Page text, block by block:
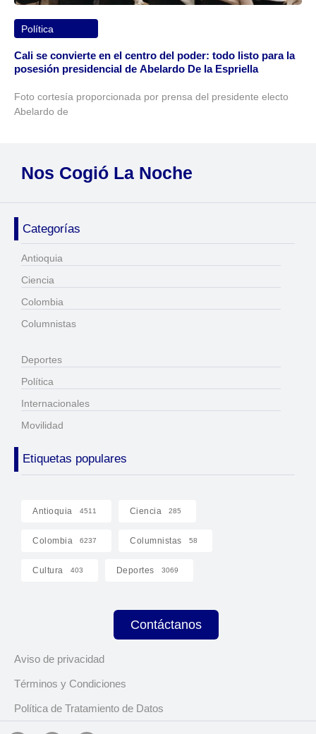
Política
Cali se convierte en el centro del poder: todo listo para la
posesión presidencial de Abelardo De la Espriella
Foto cortesía proporcionada por prensa del presidente electo
Abelardo de
Nos Cogió La Noche
Categorías
Antioquia
Ciencia
Colombia
Columnistas
Deportes
Política
Internacionales
Movilidad
Etiquetas populares
Antioquia 4511 Ciencia 285
Colombia 6237 Columnistas 58
Cultura 403 Deportes 3069
Contáctanos
Aviso de privacidad
Términos y Condiciones
Política de Tratamiento de Datos